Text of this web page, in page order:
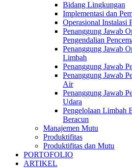
Bidang Lingkungan
Implementasi dan
Operasional Instalasi
Penanggung Jawab
Pengendalian
Penanggung Jawab
Limbah
Penanggung Jawab
Penanggung Jawab
Air
Penanggung Jawab
Udara
Pengelolaan Limbah
Beracun
Manajemen Mutu
Produktifitas
Produktifitas dan Mutu
PORTOFOLIO
ARTIKEL